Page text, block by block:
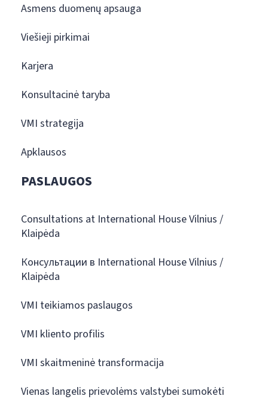
Asmens duomenų apsauga
Viešieji pirkimai
Karjera
Konsultacinė taryba
VMI strategija
Apklausos
PASLAUGOS
Consultations at International House Vilnius /
Klaipėda
Консультации в International House Vilnius /
Klaipėda
VMI teikiamos paslaugos
VMI kliento profilis
VMI skaitmeninė transformacija
Vienas langelis prievolėms valstybei sumokėti